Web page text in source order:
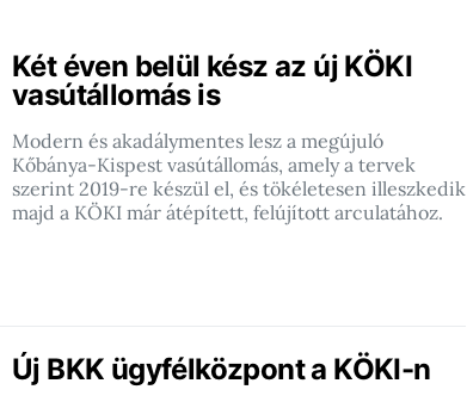
Két éven belül kész az új KÖKI
vasútállomás is
Modern és akadálymentes lesz a megújuló
Kőbánya-Kispest vasútállomás, amely a tervek
szerint 2019-re készül el, és tökéletesen illeszkedik
majd a KÖKI már átépített, felújított arculatához.
Új BKK ügyfélközpont a KÖKI-n